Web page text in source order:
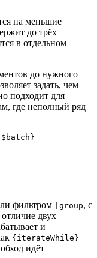
на меньшие
до трёх
в отдельном
до нужного
задать, чем
подходит для
где неполный ряд
фильтром |group, с
двух
и
{iterateWhile}
идёт